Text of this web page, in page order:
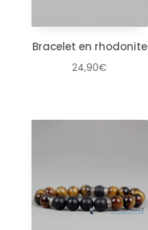
Bracelet en rhodonite
24,90€